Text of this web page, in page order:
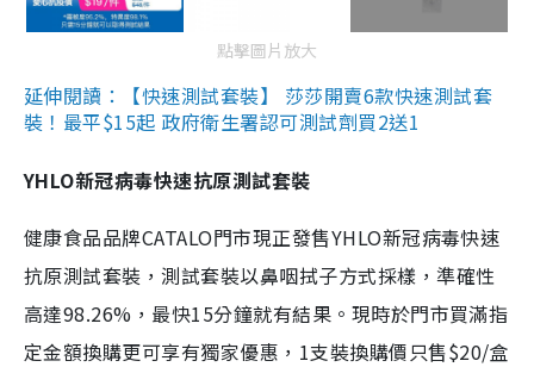
點擊圖片放大
延伸閱讀：【快速測試套裝】 莎莎開賣6款快速測試套
裝！最平$15起 政府衛生署認可測試劑買2送1
YHLO新冠病毒快速抗原測試套裝
健康食品品牌CATALO門市現正發售YHLO新冠病毒快速
抗原測試套裝，測試套裝以鼻咽拭子方式採樣，準確性
高達98.26%，最快15分鐘就有結果。現時於門市買滿指
定金額換購更可享有獨家優惠，1支裝換購價只售$20/盒